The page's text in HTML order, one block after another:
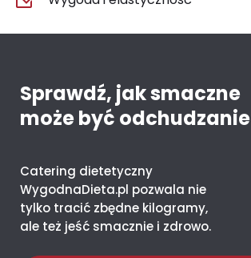
Sprawdź, jak smaczne
może być odchudzanie
Catering dietetyczny
WygodnaDieta.pl pozwala nie
tylko tracić zbędne kilogramy,
ale też jeść smacznie i zdrowo.